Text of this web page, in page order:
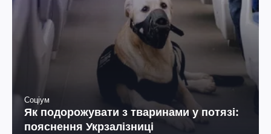
Соціум
Як подорожувати з тваринами у потязі:
пояснення Укрзалізниці